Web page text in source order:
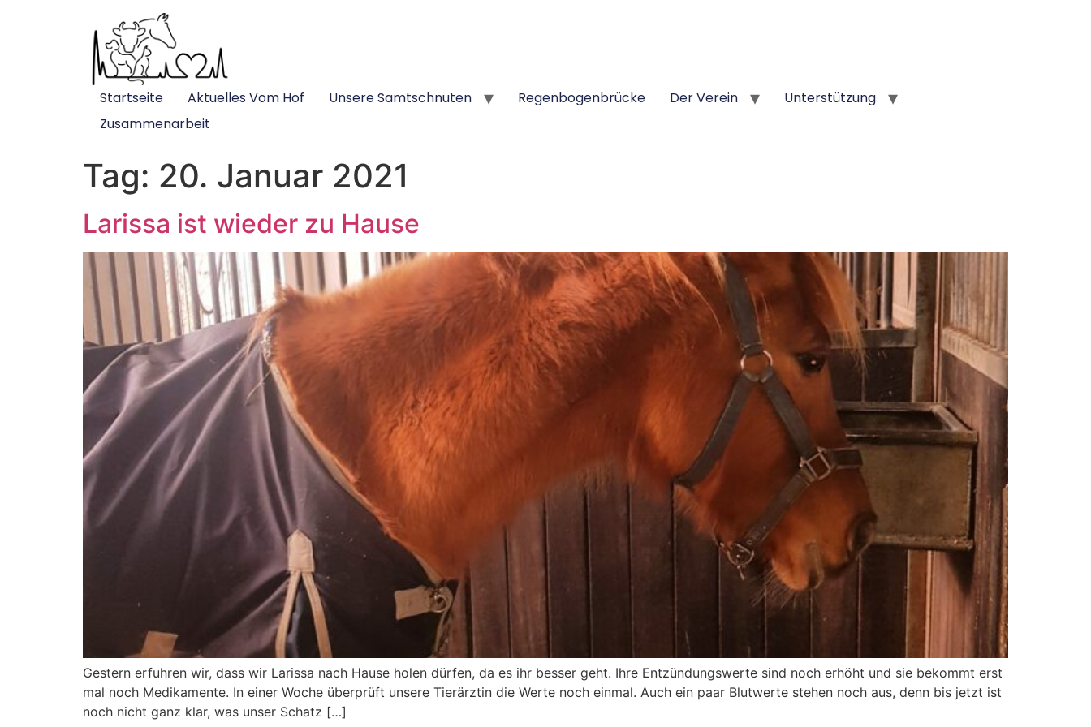
Startseite Aktuelles Vom Hof Unsere Samtschnuten Regenbogenbrücke Der Verein
Unterstützung
Zusammenarbeit
Tag: 20. Januar 2021
Larissa ist wieder zu Hause
Gestern erfuhren wir, dass wir Larissa nach Hause holen dürfen, da es ihr besser geht. Ihre Entzündungswerte sind noch erhöht und sie bekommt erst
mal noch Medikamente. In einer Woche überprüft unsere Tierärztin die Werte noch einmal. Auch ein paar Blutwerte stehen noch aus, denn bis jetzt ist
noch nicht ganz klar, was unser Schatz […]